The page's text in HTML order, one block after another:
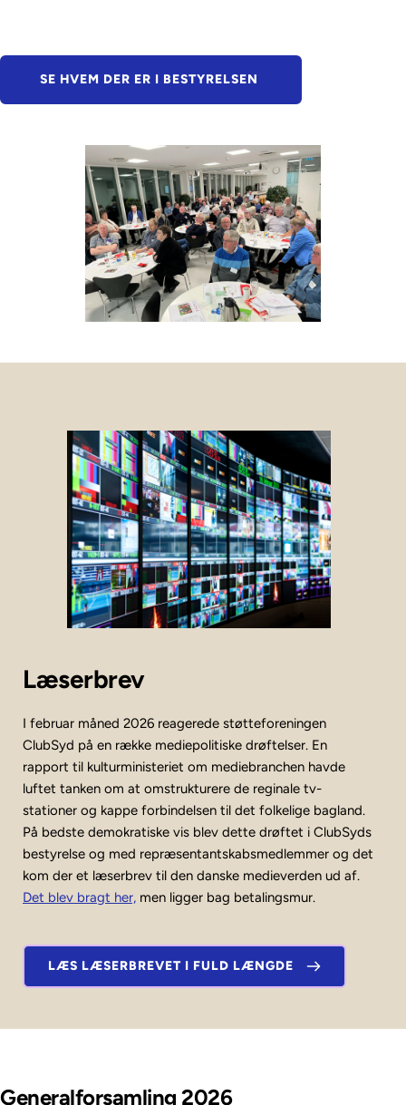
SE HVEM DER ER I BESTYRELSEN
Læserbrev
I februar måned 2026 reagerede støtteforeningen
ClubSyd på en række mediepolitiske drøftelser. En
rapport til kulturministeriet om mediebranchen havde
luftet tanken om at omstrukturere de reginale tv-
stationer og kappe forbindelsen til det folkelige bagland.
På bedste demokratiske vis blev dette drøftet i ClubSyds
bestyrelse og med repræsentantskabsmedlemmer og det
kom der et læserbrev til den danske medieverden ud af.
Det blev bragt her, men ligger bag betalingsmur.
LÆS LÆSERBREVET I FULD LÆNGDE
Generalforsamling 2026